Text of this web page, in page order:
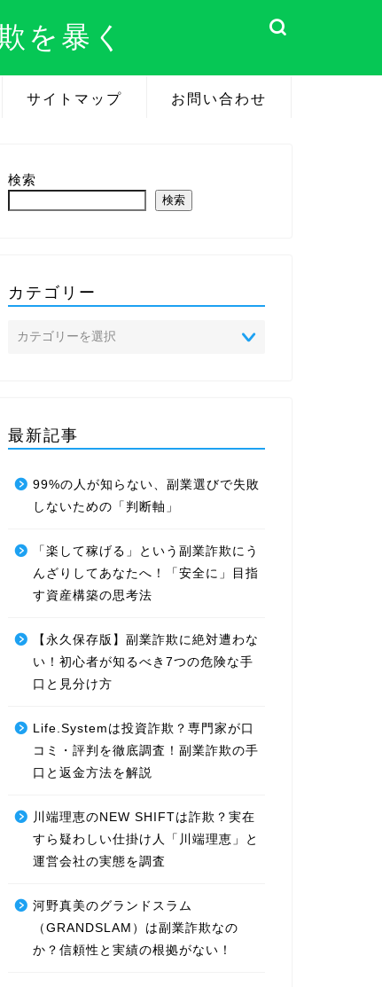
を暴く
サイトマップ お問い合わせ
検索
検索
カテゴリー
最新記事
99%の人が知らない、副業選びで失敗
しないための「判断軸」
「楽して稼げる」という副業詐欺にう
んざりしてあなたへ！「安全に」目指
す資産構築の思考法
【永久保存版】副業詐欺に絶対遭わな
い！初心者が知るべき7つの危険な手
口と見分け方
Life.Systemは投資詐欺？専門家が口
コミ・評判を徹底調査！副業詐欺の手
口と返金方法を解説
川端理恵のNEW SHIFTは詐欺？実在
すら疑わしい仕掛け人「川端理恵」と
運営会社の実態を調査
河野真美のグランドスラム
（GRANDSLAM）は副業詐欺なの
か？信頼性と実績の根拠がない！